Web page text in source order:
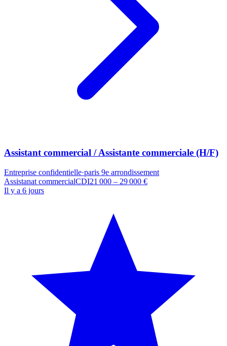
Assistant commercial / Assistante commerciale (H/F)
Entreprise confidentielle·paris 9e arrondissement
Assistanat commercialCDI21 000 – 29 000 €
Il y a 6 jours